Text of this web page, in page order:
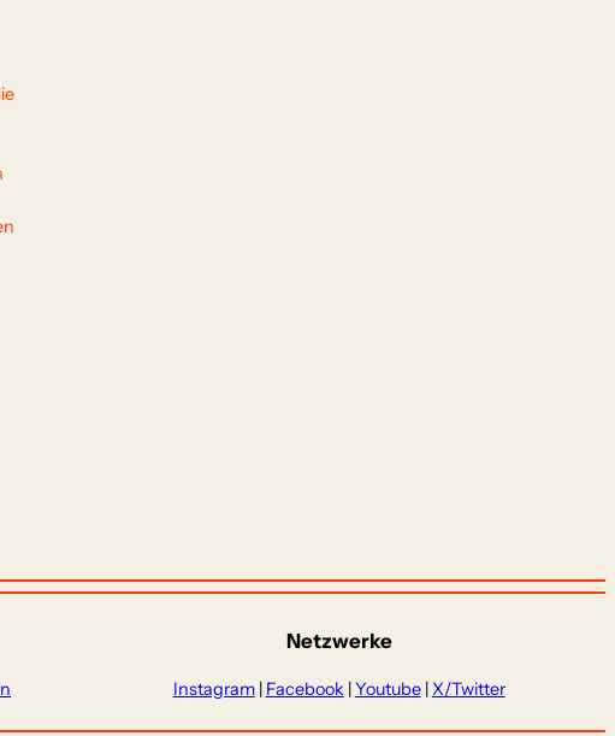
Netzwerke
Instagram| Facebook|Youtube|X/Twitter